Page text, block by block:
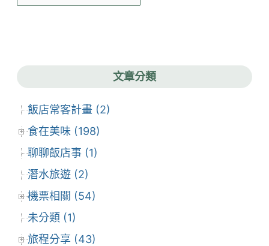
章
文章分類
飯店常客計畫 (2)
食在美味 (198)
聊聊飯店事 (1)
潛水旅遊 (2)
機票相關 (54)
未分類 (1)
旅程分享 (43)